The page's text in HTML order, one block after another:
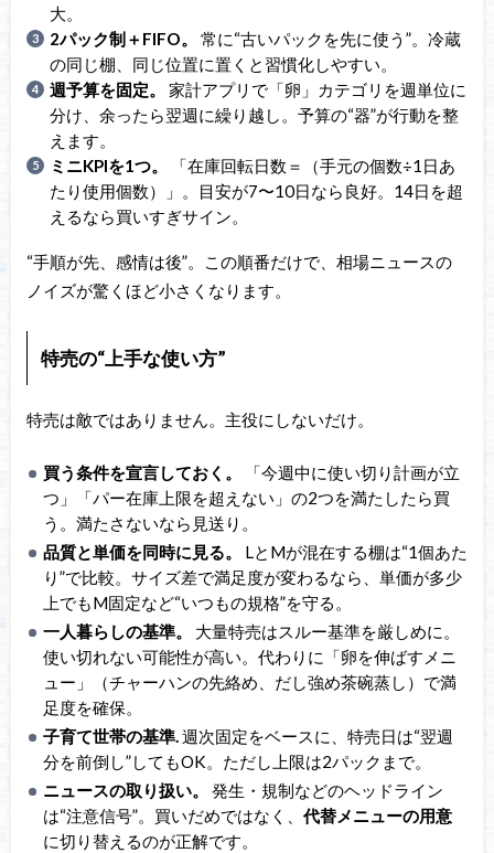
大。
2パック制＋FIFO。
常に“古いパックを先に使う”。冷蔵
の同じ棚、同じ位置に置くと習慣化しやすい。
週予算を固定。
家計アプリで「卵」カテゴリを週単位に
分け、余ったら翌週に繰り越し。予算の“器”が行動を整
えます。
ミニKPIを1つ。
「在庫回転日数＝（手元の個数÷1日あ
たり使用個数）」。目安が7〜10日なら良好。14日を超
えるなら買いすぎサイン。
“手順が先、感情は後”。この順番だけで、相場ニュースの
ノイズが驚くほど小さくなります。
特売の“上手な使い方”
特売は敵ではありません。主役にしないだけ。
買う条件を宣言しておく。
「今週中に使い切り計画が立
つ」「パー在庫上限を超えない」の2つを満たしたら買
う。満たさないなら見送り。
品質と単価を同時に見る。
LとMが混在する棚は“1個あた
り”で比較。サイズ差で満足度が変わるなら、単価が多少
上でもM固定など“いつもの規格”を守る。
一人暮らしの基準。
大量特売はスルー基準を厳しめに。
使い切れない可能性が高い。代わりに「卵を伸ばすメニ
ュー」（チャーハンの先絡め、だし強め茶碗蒸し）で満
足度を確保。
子育て世帯の基準.週次固定をベースに、特売日は“翌週
分を前倒し”してもOK。ただし上限は2パックまで。
ニュースの取り扱い。
発生・規制などのヘッドライン
は“注意信号”。買いだめではなく、代替メニューの用意
に切り替えるのが正解です。